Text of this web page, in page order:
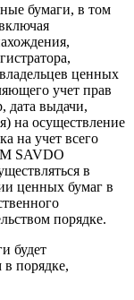
бумаги, в том
ценных
учет прав
дата выдачи,
на осуществление
на учет всего
SAVDO
в
ценных бумаг в
порядке.
будет
порядке,